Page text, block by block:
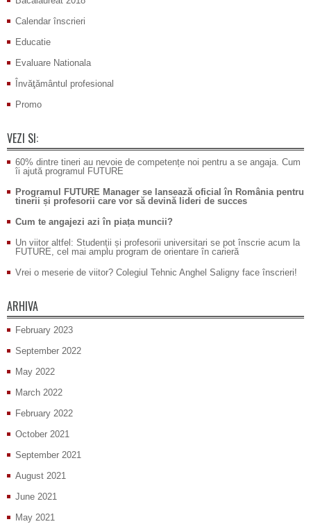
Calendar înscrieri
Educatie
Evaluare Nationala
Învăţământul profesional
Promo
VEZI SI:
60% dintre tineri au nevoie de competențe noi pentru a se angaja. Cum
îi ajută programul FUTURE
Programul FUTURE Manager se lansează oficial în România pentru
tinerii și profesorii care vor să devină lideri de succes
Cum te angajezi azi în piața muncii?
Un viitor altfel: Studenții și profesorii universitari se pot înscrie acum la
FUTURE, cel mai amplu program de orientare în carieră
Vrei o meserie de viitor? Colegiul Tehnic Anghel Saligny face înscrieri!
ARHIVA
February 2023
September 2022
May 2022
March 2022
February 2022
October 2021
September 2021
August 2021
June 2021
May 2021